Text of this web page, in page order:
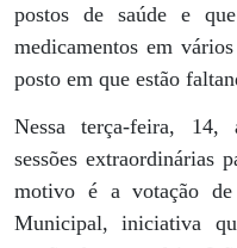
postos de saúde e
medicamentos em
posto em que estão
Nessa terça-feira, 14,
sessões extraordinárias
motivo é a votação
Municipal, iniciativa